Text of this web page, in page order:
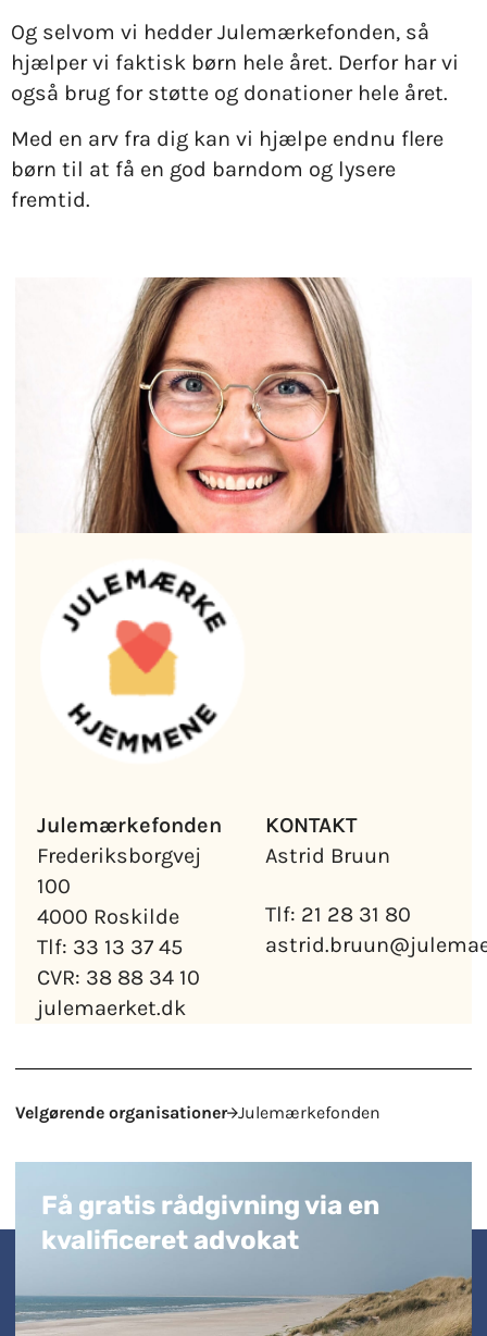
Og selvom vi hedder Julemærkefonden, så
hjælper vi faktisk børn hele året. Derfor har vi
også brug for støtte og donationer hele året.
Med en arv fra dig kan vi hjælpe endnu flere
børn til at få en god barndom og lysere
fremtid.
Julemærkefonden
Frederiksborgvej
100
4000 Roskilde
Tlf: 33 13 37 45
CVR: 38 88 34 10
julemaerket.dk
KONTAKT
Astrid Bruun
Tlf: 21 28 31 80
Velgørende organisationer Julemærkefonden
Få gratis rådgivning via en
kvalificeret advokat